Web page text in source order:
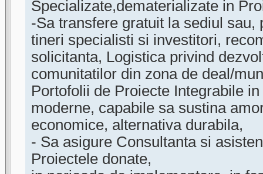
Specializate,dematerializate in
-Sa transfere gratuit la sediul sau,
tineri specialisti si investitori,
solicitanta, Logistica privind
comunitatilor din zona de deal/
Portofolii de Proiecte Integrabile
moderne, capabile sa sustina
economice, alternativa durabila,
- Sa asigure Consultanta si
Proiectele donate,